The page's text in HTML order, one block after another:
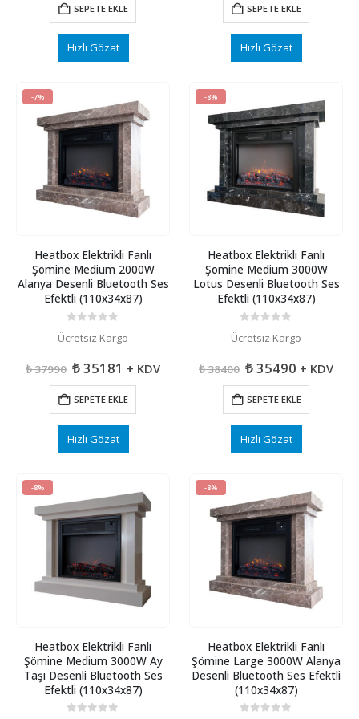
₺ 35181.
SEPETE EKLE
Hızlı Gözat
₺ 35181.
SEPETE EKLE
Hızlı Gözat
-7%
Heatbox Elektrikli Fanlı
Şömine Medium 2000W
Alanya Desenli Bluetooth Ses
Efektli (110x34x87)
Ücretsiz Kargo
₺37990 Orijinal
₺ 37990.
₺35181 Şu
fiyat:
₺ 35181.
+ KDV
SEPETE EKLE
Hızlı Gözat
-8%
Heatbox Elektrikli Fanlı
Şömine Medium 3000W
Lotus Desenli Bluetooth Ses
Efektli (110x34x87)
Ücretsiz Kargo
₺38400 Orijinal
₺ 38400.
₺35490Şu
fiyat:
₺ 35490.
+ KDV
SEPETE EKLE
Hızlı Gözat
-8%
Heatbox Elektrikli Fanlı
Şömine Medium 3000W Ay
Taşı Desenli Bluetooth Ses
Efektli (110x34x87)
-8%
Heatbox Elektrikli Fanlı
Şömine Large 3000W Alanya
Desenli Bluetooth Ses Efektli
(110x34x87)